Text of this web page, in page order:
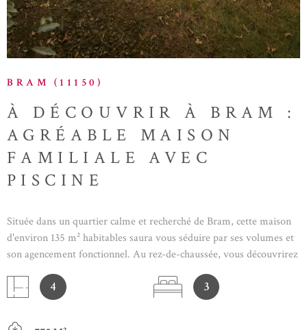
BRAM (11150)
À DÉCOUVRIR À BRAM :
AGRÉABLE MAISON
FAMILIALE AVEC
PISCINE
Située dans un quartier calme et recherché de Bram, cette maison
d'environ 135 m² habitables saura vous séduire par ses volumes et
son agencement fonctionnel. Au rez-de-chaussée, vous découvrirez
une belle pièce de vie lumineuse, une cuisine indépendante
entièrement fonctionnelle, ainsi qu'une suite parentale comprenant
un dressing et une salle d'eau, offrant un véritable espace de
confort. À l'étage, l'espace nuit se compose de deux chambres d'une
4 3